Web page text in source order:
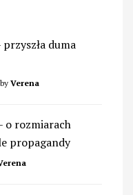
duma
by Verena
o rozmiarach
propagandy